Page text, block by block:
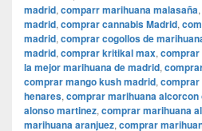
madrid, comparr marihuana malasaña,
madrid, comprar cannabis Madrid,
madrid, comprar cogollos de
madrid, comprar kritikal max, comprar
la mejor marihuana de madrid,
comprar mango kush madrid, comprar
henares, comprar marihuana alcorcon
alonso martinez, comprar marihuana
marihuana aranjuez, comprar